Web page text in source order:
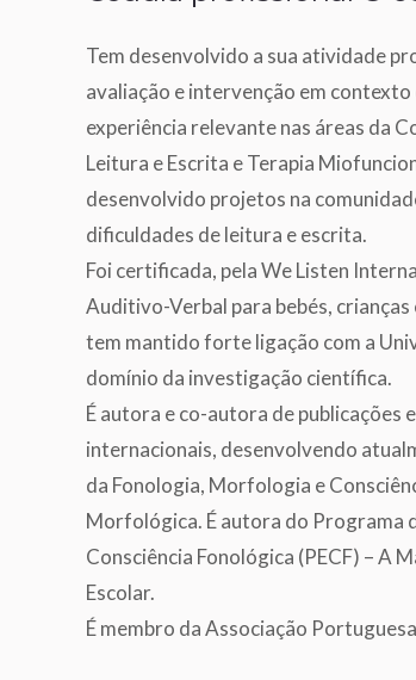
Tem desenvolvido a sua atividade
avaliação e intervenção em contexto
experiência relevante nas áreas da
Leitura e Escrita e Terapia
desenvolvido projetos na
dificuldades de leitura e escrita.
Foi certificada, pela We Listen
Auditivo-Verbal para bebés,
tem mantido forte ligação com a
domínio da investigação científica.
É autora e co-autora de publicações
internacionais, desenvolvendo
da Fonologia, Morfologia e
Morfológica. É autora do Programa
Consciência Fonológica (PECF) – A
Escolar.
É membro da Associação